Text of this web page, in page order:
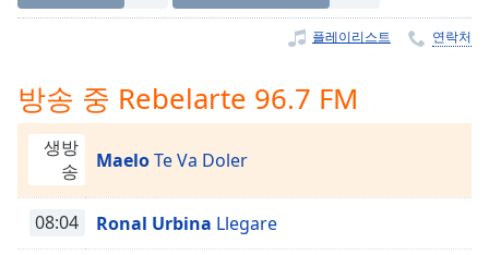
Playback
Rate
Chapters
Chapters
Descriptions
플레이리스트 연락처
방송 중 Rebelarte 96.7 FM
생방
송
MaeloTe Va Doler
08:04 Ronal Urbina Llegare